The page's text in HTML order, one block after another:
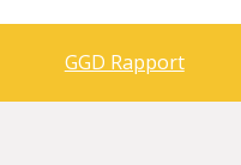
GGD Rapport